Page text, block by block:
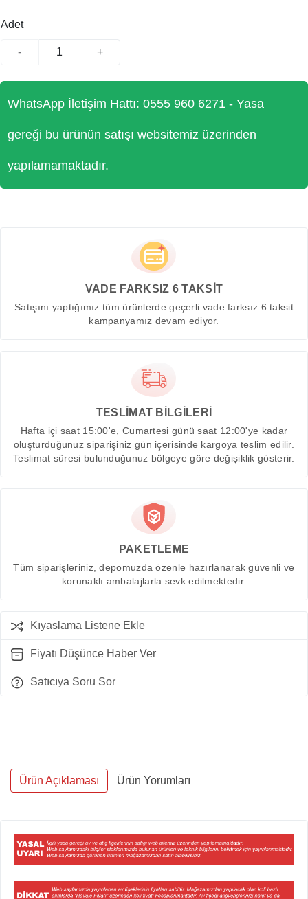
Adet
- +
WhatsApp İletişim Hattı: 0555 960 6271 - Yasa
gereği bu ürünün satışı websitemiz üzerinden
yapılamamaktadır.
VADE FARKSIZ 6 TAKSİT
Satışını yaptığımız tüm ürünlerde geçerli vade farksız 6 taksit
kampanyamız devam ediyor.
TESLİMAT BİLGİLERİ
Hafta içi saat 15:00'e, Cumartesi günü saat 12:00'ye kadar
oluşturduğunuz siparişiniz gün içerisinde kargoya teslim edilir.
Teslimat süresi bulunduğunuz bölgeye göre değişiklik gösterir.
PAKETLEME
Tüm siparişleriniz, depomuzda özenle hazırlanarak güvenli ve
korunaklı ambalajlarla sevk edilmektedir.
Kıyaslama Listene Ekle
Fiyatı Düşünce Haber Ver
Satıcıya Soru Sor
Ürün Açıklaması Ürün Yorumları